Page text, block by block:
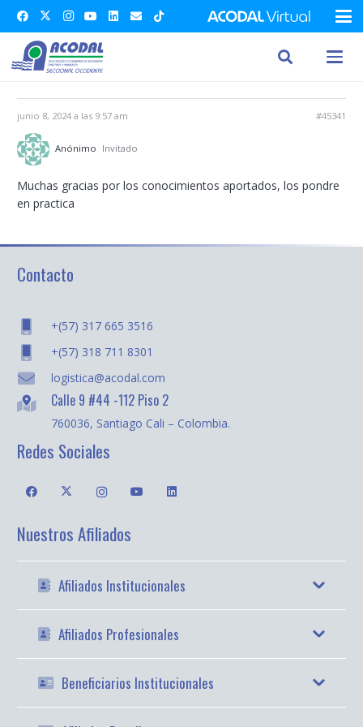
junio 8, 2024 a las 9:57 am #45341
Anónimo Invitado
Muchas gracias por los conocimientos aportados, los pondre
en practica
Contacto
+(57) 317 665 3516
+(57) 318 711 8301
logistica@acodal.com
Calle 9 #44 -112 Piso 2
760036, Santiago Cali – Colombia.
Redes Sociales
Nuestros Afiliados
Afiliados Institucionales
Afiliados Profesionales
Beneficiarios Institucionales